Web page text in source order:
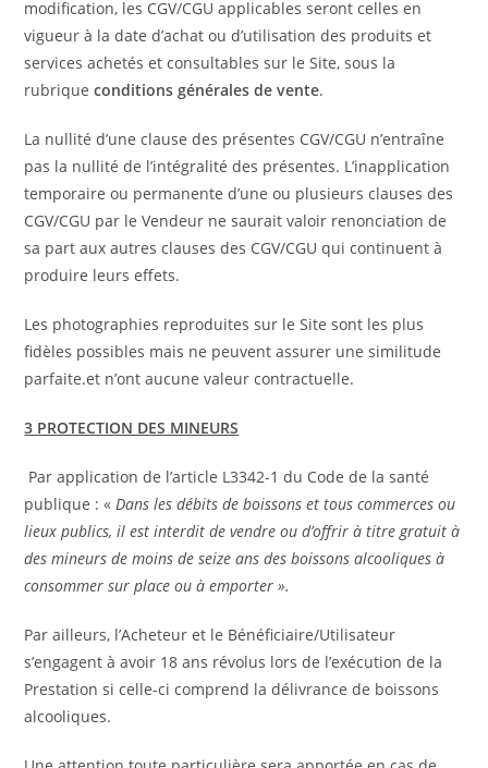
modification, les CGV/CGU applicables seront celles en
vigueur à la date d’achat ou d’utilisation des produits et
services achetés et consultables sur le Site, sous la
rubriqueconditions générales de vente.
La nullité d’une clause des présentes CGV/CGU n’entraîne
pas la nullité de l’intégralité des présentes. L’inapplication
temporaire ou permanente d’une ou plusieurs clauses des
CGV/CGU par le Vendeur ne saurait valoir renonciation de
sa part aux autres clauses des CGV/CGU qui continuent à
produire leurs effets.
Les photographies reproduites sur le Site sont les plus
fidèles possibles mais ne peuvent assurer une similitude
parfaite.et n’ont aucune valeur contractuelle.
3 PROTECTION DES MINEURS
Par application de l’article L3342-1 du Code de la santé
publique : «Dans les débits de boissons et tous commerces ou
lieux publics, il est interdit de vendre ou d’offrir à titre gratuit à
des mineurs de moins de seize ans des boissons alcooliques à
consommer sur place ou à emporter ».
Par ailleurs, l’Acheteur et le Bénéficiaire/Utilisateur
s’engagent à avoir 18 ans révolus lors de l’exécution de la
Prestation si celle-ci comprend la délivrance de boissons
alcooliques.